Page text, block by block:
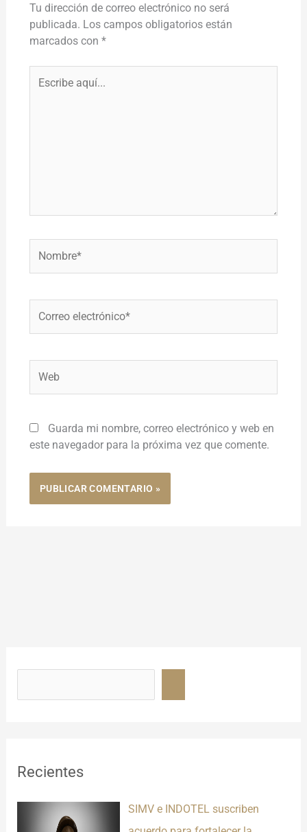
Tu dirección de correo electrónico no será
publicada. Los campos obligatorios están
marcados con *
aquí...
electrónico*
Guarda mi nombre, correo electrónico y web en
este navegador para la próxima vez que comente.
s
rRecientes
SIMV e INDOTEL suscriben